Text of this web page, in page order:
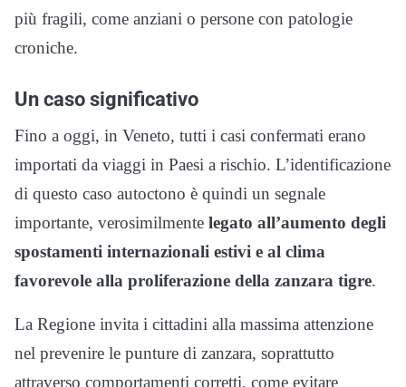
più fragili, come anziani o persone con patologie
croniche.
Un caso significativo
Fino a oggi, in Veneto, tutti i casi confermati erano
importati da viaggi in Paesi a rischio. L’identificazione
di questo caso autoctono è quindi un segnale
importante, verosimilmente legato all’aumento degli
spostamenti internazionali estivi e al clima
favorevole alla proliferazione della zanzara tigre.
La Regione invita i cittadini alla massima attenzione
nel prevenire le punture di zanzara, soprattutto
attraverso comportamenti corretti, come evitare